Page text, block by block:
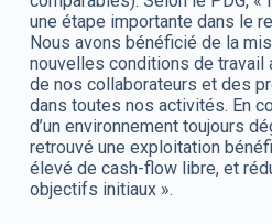
une étape importante dans le
Nous avons bénéficié de la
nouvelles conditions de travail
de nos collaborateurs et des
dans toutes nos activités. En
d’un environnement toujours
retrouvé une exploitation
élevé de cash-flow libre, et
objectifs initiaux ».